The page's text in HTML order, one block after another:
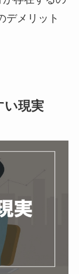
デメリット
い現実